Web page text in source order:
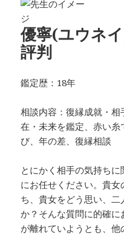
優寧(ユウネ
評判
鑑定歴：18年
相談内容：復縁成就・
在・未来を鑑定、赤い
び、年の差、復縁相談
とにかく相手の気持ち
にお任せください。貴
ち、貴女をどう思い、
か？そんな質問に的確
が離れていようとも、他